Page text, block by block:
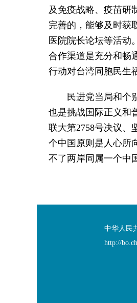
及免疫战略、疫苗研
完善的，能够及时获
医院院长论坛等活动
合作渠道是充分和畅
行动对台湾同胞民生
民进党当局和个
也是挑战国际正义和
联大第2758号决议、
个中国原则是人心所
不了两岸同属一个中
中华人民
http://